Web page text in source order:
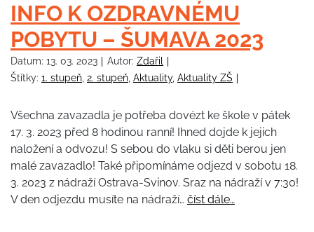
INFO K OZDRAVNÉMU
POBYTU – ŠUMAVA 2023
Datum: 13. 03. 2023 Autor: Zdařil
Štítky: 1. stupeň 2. stupeň Aktuality, Aktuality ZŠ
Všechna zavazadla je potřeba dovézt ke škole v pátek
17. 3. 2023 před 8 hodinou ranní! Ihned dojde k jejich
naložení a odvozu! S sebou do vlaku si děti berou jen
malé zavazadlo! Také připomínáme odjezd v sobotu 18.
3. 2023 z nádraží Ostrava-Svinov. Sraz na nádraží v 7:30!
V den odjezdu musíte na nádraží… číst dále…